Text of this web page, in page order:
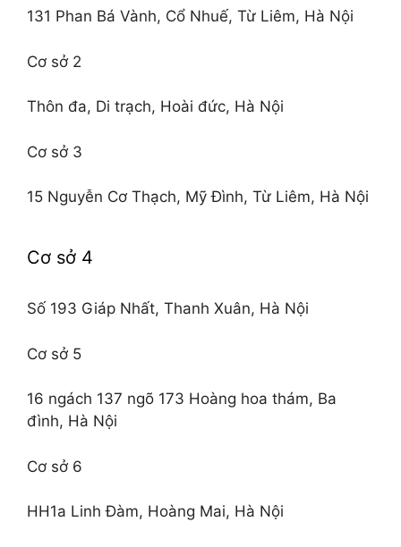
131 Phan Bá Vành, Cổ Nhuế, Từ Liêm, Hà Nội
Cơ sở 2
Thôn đa, Di trạch, Hoài đức, Hà Nội
Cơ sở 3
15 Nguyễn Cơ Thạch, Mỹ Đình, Từ Liêm, Hà Nội
Cơ sở 4
Số 193 Giáp Nhất, Thanh Xuân, Hà Nội
Cơ sở 5
16 ngách 137 ngõ 173 Hoàng hoa thám, Ba
đình, Hà Nội
Cơ sở 6
HH1a Linh Đàm, Hoàng Mai, Hà Nội